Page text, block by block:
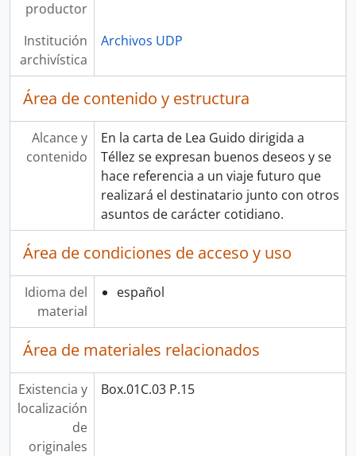
productor
Institución
archivística
Archivos UDP
Área de contenido y estructura
Alcance y
contenido
En la carta de Lea Guido dirigida a
Téllez se expresan buenos deseos y se
hace referencia a un viaje futuro que
realizará el destinatario junto con otros
asuntos de carácter cotidiano.
Área de condiciones de acceso y uso
Idioma del
material
español
Área de materiales relacionados
Existencia y
localización
de
originales
Box.01C.03 P.15